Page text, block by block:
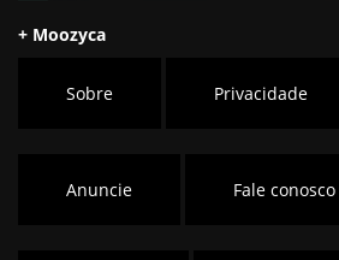
+ Moozyca
Sobre Privacidade
Anuncie Fale conosco